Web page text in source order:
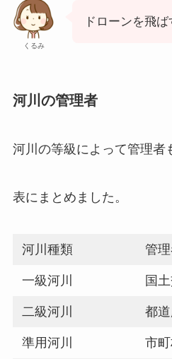
くるみ
ドローンを飛
河川の管理者
河川の等級によって管理者
表にまとめました。
河川種類 管
一級河川 国
二級河川 都
準用河川 市